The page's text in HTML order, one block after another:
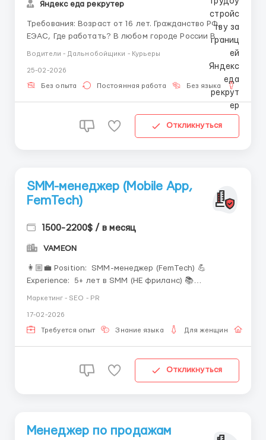
Яндекс еда рекрутер
Требования: Возраст от 16 лет. Гражданство РФ,
ЕЭАС, Где работать? В любом городе России В
удобном для тебя районе Условия работы:
Свободный график. 3) Возможность совмещения с
учебой/ другой работой...
Водители - Дальнобойщики - Курьеры
25-02-2026
Без опыта Постоянная работа Без языка
Откликнуться
SMM-менеджер (Mobile App,
FemTech)
1500-2200$ / в месяц
VAMEON
👩🏼‍💼 Position: SMM-менеджер (FemTech) 💪
Experience: 5+ лет в SMM (НЕ фриланс) 📚
Маркетинг - SEO - PR
17-02-2026
Требуется опыт Знание языка Для женщин
Откликнуться
Менеджер по продажам